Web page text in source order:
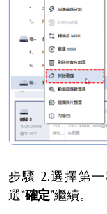
步驟 2.選擇第
選“確定”繼續。